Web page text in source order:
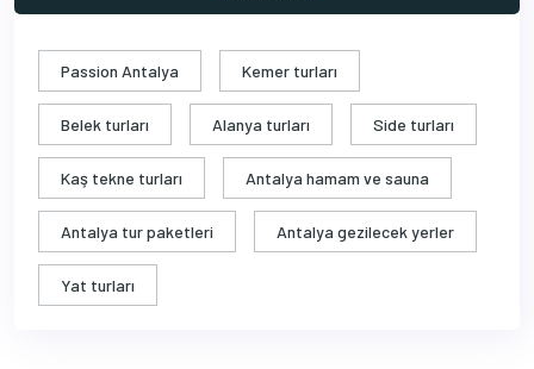
Passion Antalya Kemer turları
Belek turları Alanya turları Side turları
Kaş tekne turları Antalya hamam ve sauna
Antalya tur paketleri Antalya gezilecek yerler
Yat turları